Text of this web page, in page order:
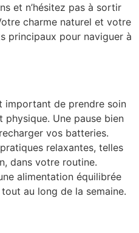
et n’hésitez pas à sortir
charme naturel et votre
principaux pour naviguer à
important de prendre soin
Une pause bien
vos batteries.
relaxantes, telles
dans votre routine.
alimentation équilibrée
au long de la semaine.